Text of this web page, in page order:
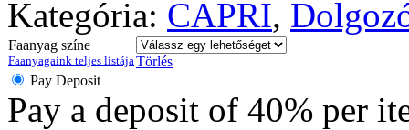
Kategória: CAPRI,
Faanyag színe
Faanyagaink teljes listája Törlés
Pay Deposit
Pay a deposit of 40% per